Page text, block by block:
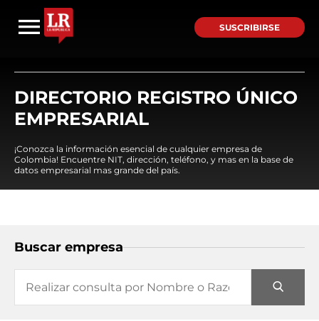
SUSCRIBIRSE
DIRECTORIO REGISTRO ÚNICO
EMPRESARIAL
¡Conozca la información esencial de cualquier empresa de
Colombia! Encuentre NIT, dirección, teléfono, y mas en la base de
datos empresarial mas grande del país.
Buscar empresa